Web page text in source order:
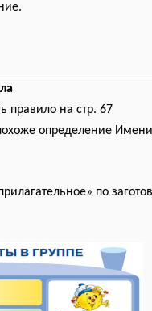
правило на стр. 67
определение Имени
по